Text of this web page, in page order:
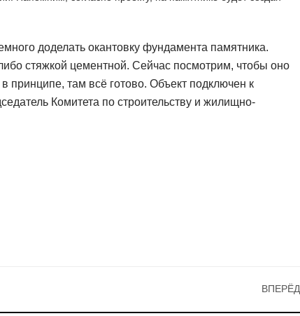
доделать окантовку фундамента памятника.
стяжкой цементной. Сейчас посмотрим, чтобы оно
принципе, там всё готово. Объект подключен к
Комитета по строительству и жилищно-
ВПЕРЁД